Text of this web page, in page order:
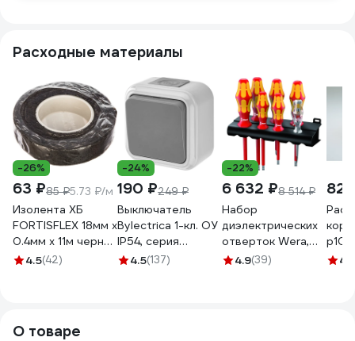
Расходные материалы
-26%
63 ₽85 ₽5.73 ₽/м
Изолента ХБ
FORTISFLEX 18мм х
0.4мм х 11м черная
71242
4.5(42)
-24%
190 ₽249 ₽
Выключатель
Bylectrica 1-кл. ОУ
IP54, серия
ПРАЛЕСКА АКВА,
4.5(137)
-22%
6 632 ₽8 514 ₽
Набор
диэлектрических
отверток Wera,
VDE, индикатор
4.9(39) 4.8
О товаре